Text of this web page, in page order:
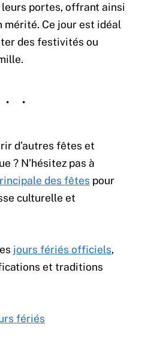
portes, offrant ainsi
mérité. Ce jour est idéal
des festivités ou
d’autres fêtes et
? N’hésitez pas à
des fêtes pour
culturelle et
jours fériés officiels,
et traditions
fériés